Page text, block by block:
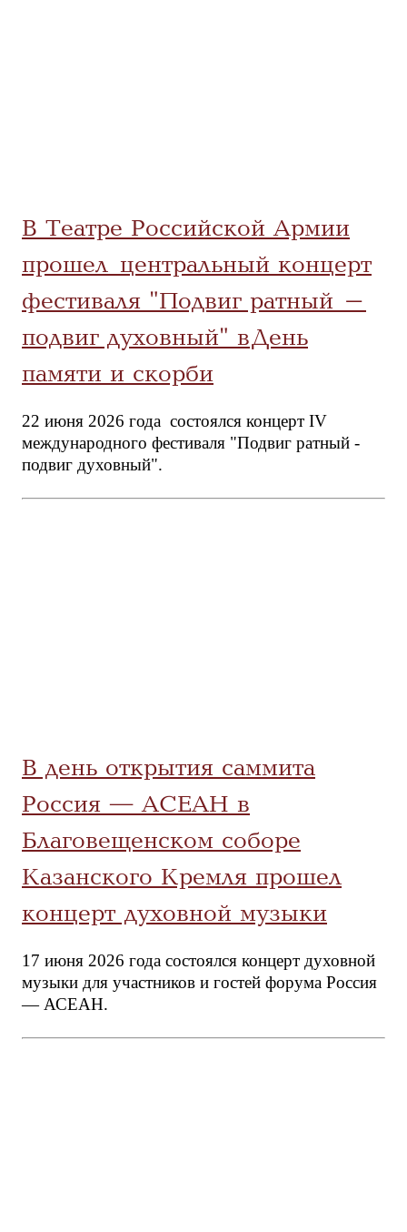
В Театре Российской Армии
прошел центральный концерт
фестиваля "Подвиг ратный -
подвиг духовный" в День
памяти и скорби
22 июня 2026 года состоялся концерт IV
международного фестиваля "Подвиг ратный -
подвиг духовный".
В день открытия саммита
Россия — АСЕАН в
Благовещенском соборе
Казанского Кремля прошел
концерт духовной музыки
17 июня 2026 года состоялся концерт духовной
музыки для участников и гостей форума Россия
— АСЕАН.